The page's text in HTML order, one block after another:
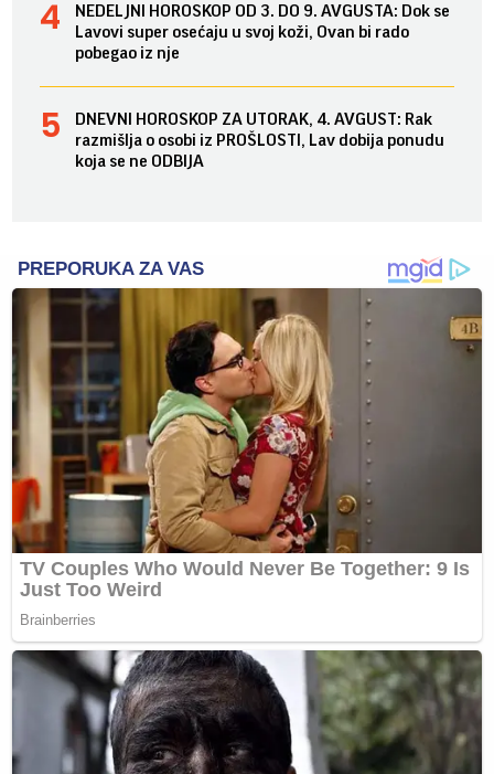
NEDELJNI HOROSKOP OD 3. DO 9. AVGUSTA: Dok se
Lavovi super osećaju u svoj koži, Ovan bi rado
pobegao iz nje
DNEVNI HOROSKOP ZA UTORAK, 4. AVGUST: Rak
razmišlja o osobi iz PROŠLOSTI, Lav dobija ponudu
koja se ne ODBIJA